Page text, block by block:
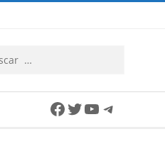
Facebook
Twitter
YouTube